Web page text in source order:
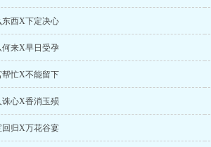
东西X下定决心
何来X早日受孕
帮忙X不能留下
诛心X香消玉殒
回归X万花谷宴